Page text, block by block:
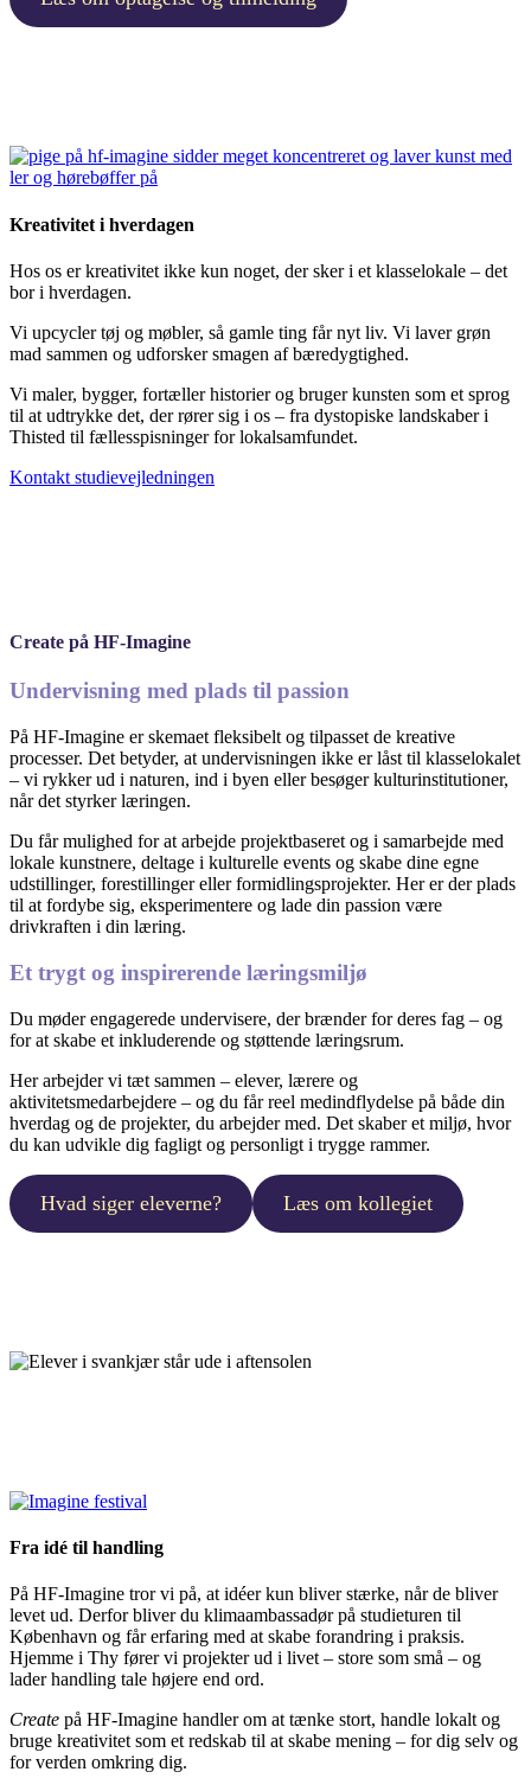
Kreativitet i hverdagen
Hos os er kreativitet ikke kun noget, der sker i et klasselokale – det
bor i hverdagen.
Vi upcycler tøj og møbler, så gamle ting får nyt liv. Vi laver grøn
mad sammen og udforsker smagen af bæredygtighed.
Vi maler, bygger, fortæller historier og bruger kunsten som et sprog
til at udtrykke det, der rører sig i os – fra dystopiske landskaber i
Thisted til fællesspisninger for lokalsamfundet.
Kontakt studievejledningen
Create på HF-Imagine
Undervisning med plads til passion
På HF-Imagine er skemaet fleksibelt og tilpasset de kreative
processer. Det betyder, at undervisningen ikke er låst til klasselokalet
– vi rykker ud i naturen, ind i byen eller besøger kulturinstitutioner,
når det styrker læringen.
Du får mulighed for at arbejde projektbaseret og i samarbejde med
lokale kunstnere, deltage i kulturelle events og skabe dine egne
udstillinger, forestillinger eller formidlingsprojekter. Her er der plads
til at fordybe sig, eksperimentere og lade din passion være
drivkraften i din læring.
Et trygt og inspirerende læringsmiljø
Du møder engagerede undervisere, der brænder for deres fag – og
for at skabe et inkluderende og støttende læringsrum.
Her arbejder vi tæt sammen – elever, lærere og
aktivitetsmedarbejdere – og du får reel medindflydelse på både din
hverdag og de projekter, du arbejder med. Det skaber et miljø, hvor
du kan udvikle dig fagligt og personligt i trygge rammer.
Hvad siger eleverne? Læs om kollegiet
Fra idé til handling
På HF-Imagine tror vi på, at idéer kun bliver stærke, når de bliver
levet ud. Derfor bliver du klimaambassadør på studieturen til
København og får erfaring med at skabe forandring i praksis.
Hjemme i Thy fører vi projekter ud i livet – store som små – og
lader handling tale højere end ord.
Create på HF-Imagine handler om at tænke stort, handle lokalt og
bruge kreativitet som et redskab til at skabe mening – for dig selv og
for verden omkring dig.